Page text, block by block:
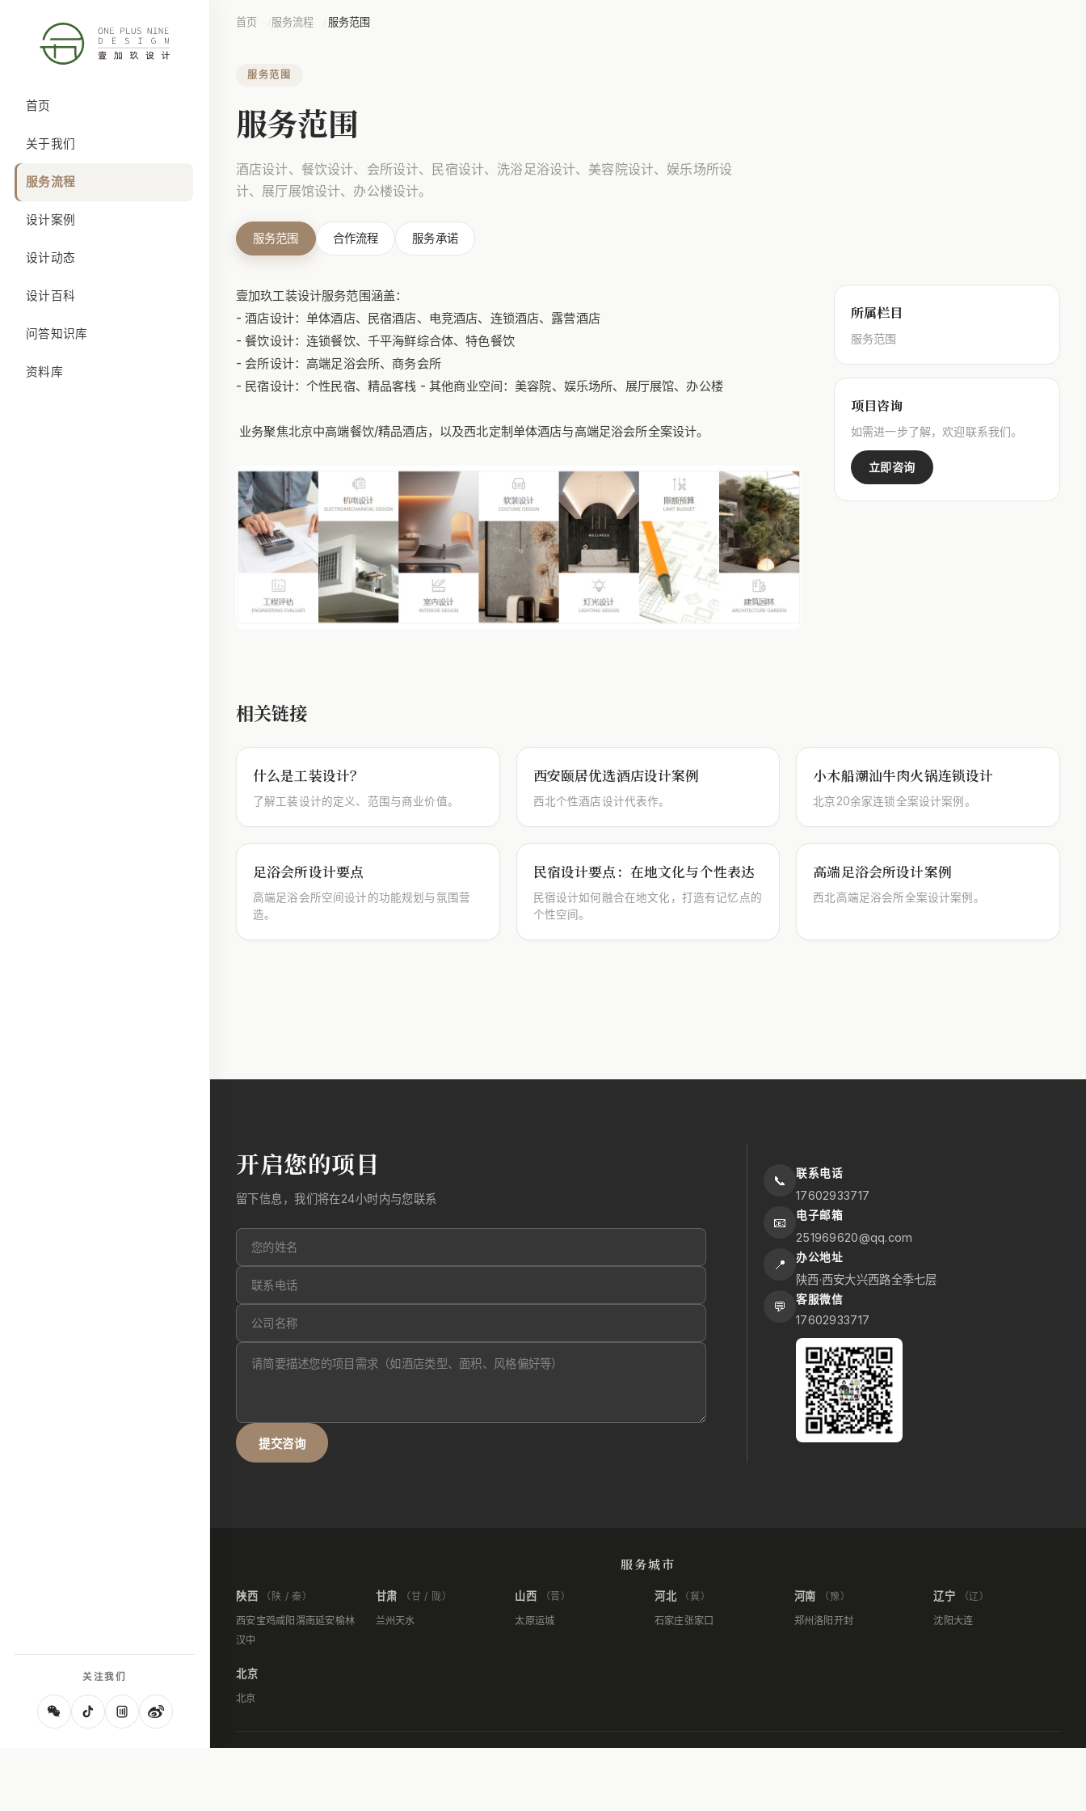
首页
关于我们
服务流程
设计案例
设计动态
设计百科
问答知识库
资料库
关注我们
首页 服务流程 服务范围
服务范围
服务范围
酒店设计、餐饮设计、会所设计、民宿设计、洗浴足浴设计、美容院设计、娱乐场所设
计、展厅展馆设计、办公楼设计。
服务范围 合作流程 服务承诺
壹加玖工装设计服务范围涵盖：
- 酒店设计：单体酒店、民宿酒店、电竞酒店、连锁酒店、露营酒店
- 餐饮设计：连锁餐饮、千平海鲜综合体、特色餐饮
- 会所设计：高端足浴会所、商务会所
- 民宿设计：个性民宿、精品客栈 - 其他商业空间：美容院、娱乐场所、展厅展馆、办公楼
业务聚焦北京中高端餐饮/精品酒店，以及西北定制单体酒店与高端足浴会所全案设计。
所属栏目
服务范围
项目咨询
如需进一步了解，欢迎联系我们。
立即咨询
相关链接
什么是工装设计？
了解工装设计的定义、范围与商业价值。
西安颐居优选酒店设计案例
西北个性酒店设计代表作。
小木船潮汕牛肉火锅连锁设计
北京20余家连锁全案设计案例。
足浴会所设计要点
高端足浴会所空间设计的功能规划与氛围营
造。
民宿设计要点：在地文化与个性表达
民宿设计如何融合在地文化，打造有记忆点的
个性空间。
高端足浴会所设计案例
西北高端足浴会所全案设计案例。
开启您的项目
留下信息，我们将在24小时内与您联系
提交咨询
📞 联系电话
17602933717
📧 电子邮箱
251969620@qq.com
📍 办公地址
陕西·西安大兴西路全季七层
💬 客服微信
17602933717
服务城市
陕西
（陕 / 秦）
西安宝鸡咸阳 渭南延安榆林
汉中
甘肃
（甘 / 陇）
兰州 天水
山西
（晋）
太原运城
河北
（冀）
石家庄张家口
河南
（豫）
郑州 洛阳 开封
辽宁
（辽）
沈阳大连
北京
北京